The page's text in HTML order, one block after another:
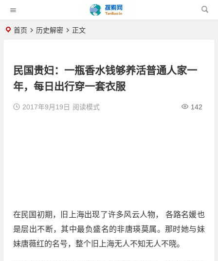
首页 历史解密 正文
民国贵妇：一瓶香水钱够养活普通人家一
年，每日出行穿一套衣服
2017年9月19日 142
阅读模式
在民国初期，旧上海出现了许多风云人物， 各路名媛也
是层出不断，其中最负盛名的非唐瑛莫属。那时她与妹
妹唐薇红的名号，整个旧上海无人不知无人不晓。